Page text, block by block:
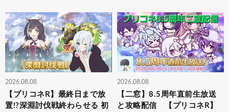
2026.08.08
【プリコネR】最終日まで放
置!?深淵討伐戦終わらせる 初
2026.08.08
【二窓】8.5周年直前生放送
と攻略配信 【プリコネR】